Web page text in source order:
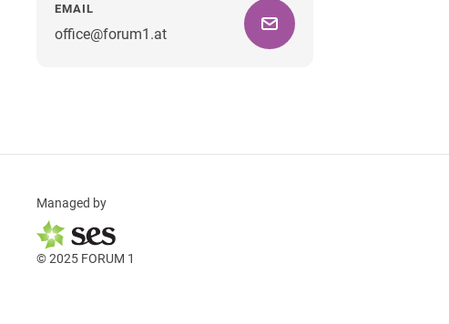
EMAIL
office@forum1.at
Managed by
© 2025 FORUM 1